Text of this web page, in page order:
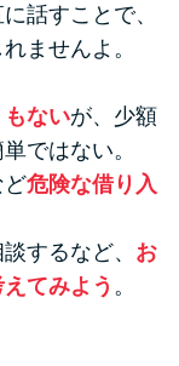
話すことで、
ませんよ。
ないが、少額
ではない。
ど危険な借り入
するなど、 お
てみよう 。